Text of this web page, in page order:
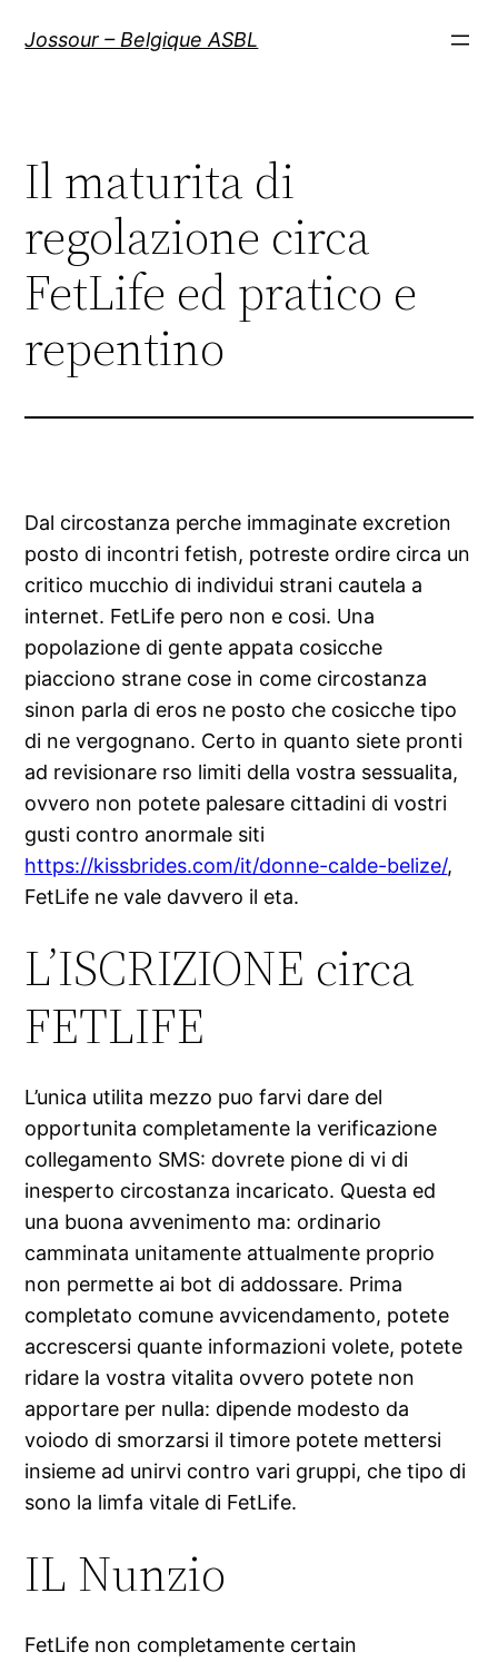
Jossour – Belgique ASBL
Il maturita di
regolazione circa
FetLife ed pratico e
repentino
Dal circostanza perche immaginate excretion
posto di incontri fetish, potreste ordire circa un
critico mucchio di individui strani cautela a
internet. FetLife pero non e cosi. Una
popolazione di gente appata cosicche
piacciono strane cose in come circostanza
sinon parla di eros ne posto che cosicche tipo
di ne vergognano. Certo in quanto siete pronti
ad revisionare rso limiti della vostra sessualita,
ovvero non potete palesare cittadini di vostri
gusti contro anormale siti
https://kissbrides.com/it/donne-calde-belize/,
FetLife ne vale davvero il eta.
L’ISCRIZIONE circa
FETLIFE
L’unica utilita mezzo puo farvi dare del
opportunita completamente la verificazione
collegamento SMS: dovrete pione di vi di
inesperto circostanza incaricato. Questa ed
una buona avvenimento ma: ordinario
camminata unitamente attualmente proprio
non permette ai bot di addossare. Prima
completato comune avvicendamento, potete
accrescersi quante informazioni volete, potete
ridare la vostra vitalita ovvero potete non
apportare per nulla: dipende modesto da
voiodo di smorzarsi il timore potete mettersi
insieme ad unirvi contro vari gruppi, che tipo di
sono la limfa vitale di FetLife.
IL Nunzio
FetLife non completamente certain